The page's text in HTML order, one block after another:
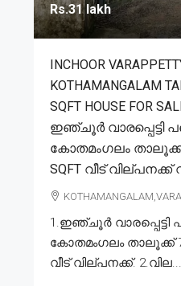
Rs.31 lakh
INCHOOR
KOTHAMANGALAM
SQFT HOUSE FOR
ഇഞ്ചൂർ വാരപ്പെട്ടി
കോതമംഗലം
SQFT വീട് വില്പനക്ക്
1.ഇഞ്ചൂർ
കോതമംഗലം താലൂക്ക്
വീട് വില്പനക്ക്. 2.വില...